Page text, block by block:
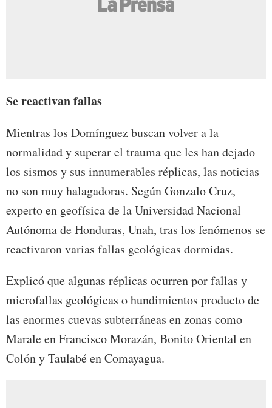
Se reactivan fallas
Mientras los Domínguez buscan volver a la
normalidad y superar el trauma que les han dejado
los sismos y sus innumerables réplicas, las noticias
no son muy halagadoras. Según Gonzalo Cruz,
experto en geofísica de la Universidad Nacional
Autónoma de Honduras, Unah, tras los fenómenos se
reactivaron varias fallas geológicas dormidas.
Explicó que algunas réplicas ocurren por fallas y
microfallas geológicas o hundimientos producto de
las enormes cuevas subterráneas en zonas como
Marale en Francisco Morazán, Bonito Oriental en
Colón y Taulabé en Comayagua.